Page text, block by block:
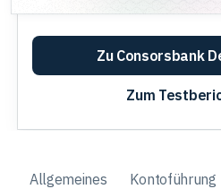
Zu Consorsbank
Zum
Allgemeines Kontoführung